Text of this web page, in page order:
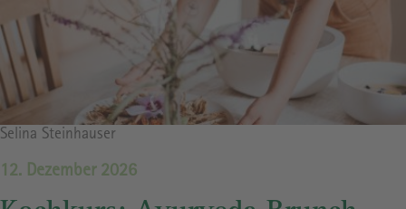
Bildrechte
Selina Steinhauser
12. Dezember 2026